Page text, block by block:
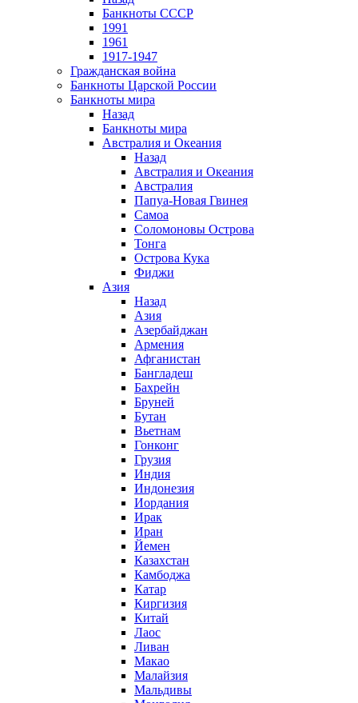
Банкноты СССР
1991
1961
1917-1947
Гражданская война
Банкноты Царской России
Банкноты мира
Назад
Банкноты мира
Австралия и Океания
Назад
Австралия и Океания
Австралия
Папуа-Новая Гвинея
Самоа
Соломоновы Острова
Тонга
Острова Кука
Фиджи
Азия
Назад
Азия
Азербайджан
Армения
Афганистан
Бангладеш
Бахрейн
Бруней
Бутан
Вьетнам
Гонконг
Грузия
Индия
Индонезия
Иордания
Ирак
Иран
Йемен
Казахстан
Камбоджа
Катар
Киргизия
Китай
Лаос
Ливан
Макао
Малайзия
Мальдивы